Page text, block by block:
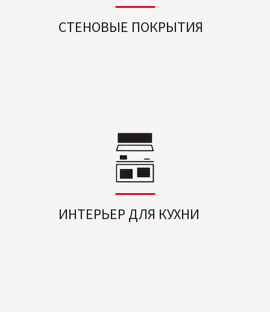
СТЕНОВЫЕ ПОКРЫТИЯ
ИНТЕРЬЕР ДЛЯ КУХНИ